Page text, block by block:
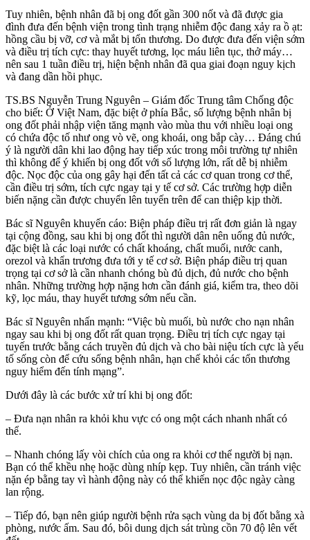
Tuy nhiên, bệnh nhân đã bị ong đốt gần 300 nốt và đã được gia
đình đưa đến bệnh viện trong tình trạng nhiễm độc đang xảy ra ồ ạt:
hồng cầu bị vỡ, cơ và mắt bị tổn thương. Do được đưa đến viện sớm
và điều trị tích cực: thay huyết tương, lọc máu liên tục, thở máy…
nên sau 1 tuần điều trị, hiện bệnh nhân đã qua giai đoạn nguy kịch
và đang dần hồi phục.
TS.BS Nguyễn Trung Nguyên – Giám đốc Trung tâm Chống độc
cho biết: Ở Việt Nam, đặc biệt ở phía Bắc, số lượng bệnh nhân bị
ong đốt phải nhập viện tăng mạnh vào mùa thu với nhiều loại ong
có chứa độc tố như ong vò vẽ, ong khoái, ong bắp cày… Đáng chú
ý là người dân khi lao động hay tiếp xúc trong môi trường tự nhiên
thì không để ý khiến bị ong đốt với số lượng lớn, rất dễ bị nhiễm
độc. Nọc độc của ong gây hại đến tất cả các cơ quan trong cơ thể,
cần điều trị sớm, tích cực ngay tại y tế cơ sở. Các trường hợp diễn
biến nặng cần được chuyển lên tuyến trên để can thiệp kịp thời.
Bác sĩ Nguyên khuyến cáo: Biện pháp điều trị rất đơn giản là ngay
tại cộng đồng, sau khi bị ong đốt thì người dân nên uống đủ nước,
đặc biệt là các loại nước có chất khoáng, chất muối, nước canh,
orezol và khẩn trương đưa tới y tế cơ sở. Biện pháp điều trị quan
trọng tại cơ sở là cần nhanh chóng bù đủ dịch, đủ nước cho bệnh
nhân. Những trường hợp nặng hơn cần đánh giá, kiểm tra, theo dõi
kỹ, lọc máu, thay huyết tương sớm nếu cần.
Bác sĩ Nguyên nhấn mạnh: “Việc bù muối, bù nước cho nạn nhân
ngay sau khi bị ong đốt rất quan trọng. Điều trị tích cực ngay tại
tuyến trước bằng cách truyền đủ dịch và cho bài niệu tích cực là yếu
tố sống còn để cứu sống bệnh nhân, hạn chế khỏi các tổn thương
nguy hiểm đến tính mạng”.
Dưới đây là các bước xử trí khi bị ong đốt:
– Đưa nạn nhân ra khỏi khu vực có ong một cách nhanh nhất có
thể.
– Nhanh chóng lấy vòi chích của ong ra khỏi cơ thể người bị nạn.
Bạn có thể khều nhẹ hoặc dùng nhíp kẹp. Tuy nhiên, cần tránh việc
nặn ép bằng tay vì hành động này có thể khiến nọc độc ngày càng
lan rộng.
– Tiếp đó, bạn nên giúp người bệnh rửa sạch vùng da bị đốt bằng xà
phòng, nước ấm. Sau đó, bôi dung dịch sát trùng cồn 70 độ lên vết